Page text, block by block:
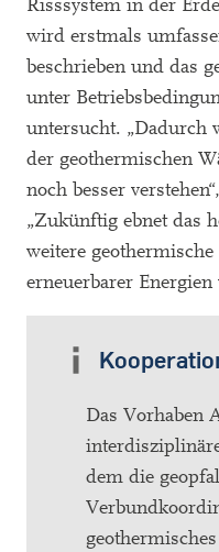
Risssystem in der
wird erstmals
beschrieben und das
unter
untersucht. „Dadurch
der geothermischen
noch besser
„Zukünftig ebnet das
weitere
erneuerbarer
Das Vorhaben
dem die